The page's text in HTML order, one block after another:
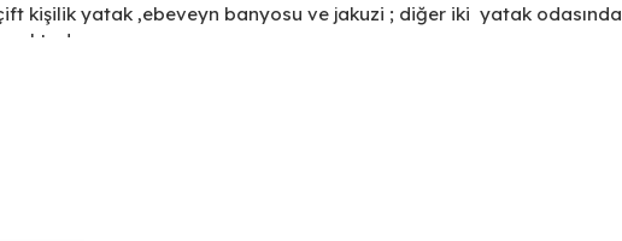
kişilik yatak ,ebeveyn banyosu ve jakuzi ; diğer iki yatak odasında
atmosferi ve sizleri memnun edecek donanımlılığıyla villa,